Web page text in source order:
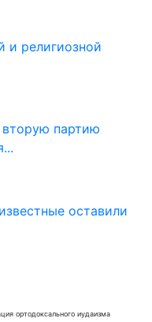
религиозной
партию
оставили
ортодоксального иудаизма